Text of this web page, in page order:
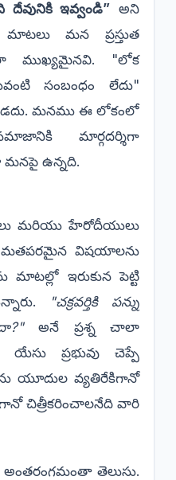
దేవునికి ఇవ్వండి” అని
మన ప్రస్తుత
"లోక
సంబంధం లేదు"
మనము ఈ లోకంలో
మార్గదర్శిగా
ఉన్నది.
మరియు హేరోదీయులు
విషయాలను
మాటల్లో ఇరుకున పెట్టి
"చక్రవర్తికి పన్ను
అనే ప్రశ్న చాలా
ప్రభువు చెప్పే
యూదుల వ్యతిరేకిగానో
చిత్రీకరించాలనేది వారి
తెలుసు.